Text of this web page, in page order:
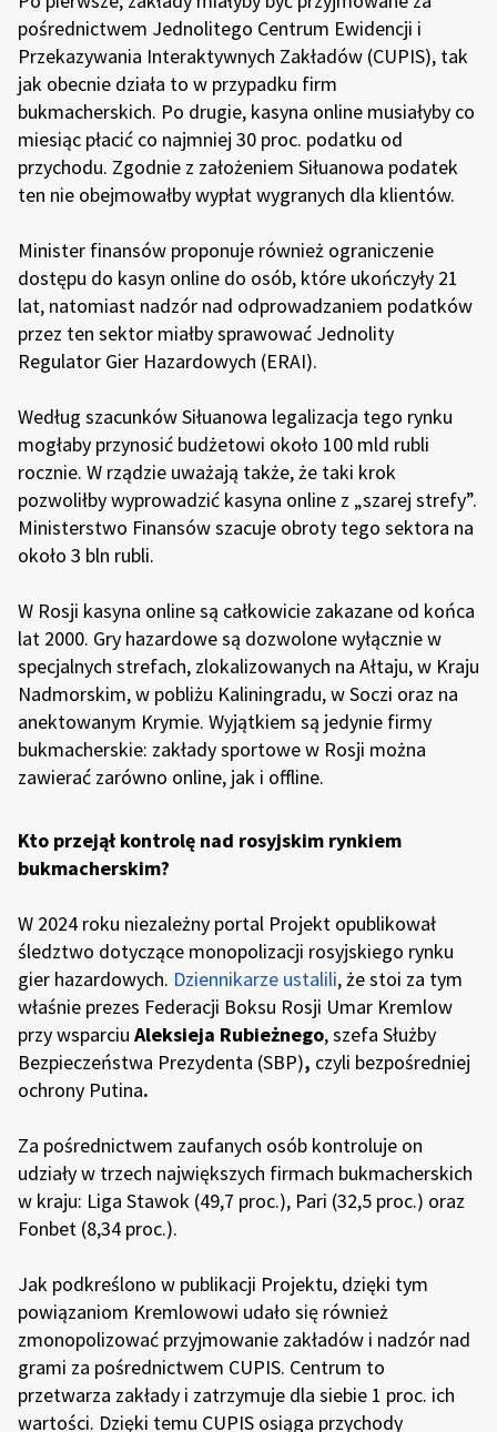
pośrednictwem Jednolitego Centrum Ewidencji i
Przekazywania Interaktywnych Zakładów (CUPIS), tak
jak obecnie działa to w przypadku firm
bukmacherskich. Po drugie, kasyna online musiałyby co
miesiąc płacić co najmniej 30 proc. podatku od
przychodu. Zgodnie z założeniem Siłuanowa podatek
ten nie obejmowałby wypłat wygranych dla klientów.
Minister finansów proponuje również ograniczenie
dostępu do kasyn online do osób, które ukończyły 21
lat, natomiast nadzór nad odprowadzaniem podatków
przez ten sektor miałby sprawować Jednolity
Regulator Gier Hazardowych (ERAI).
Według szacunków Siłuanowa legalizacja tego rynku
mogłaby przynosić budżetowi około 100 mld rubli
rocznie. W rządzie uważają także, że taki krok
pozwoliłby wyprowadzić kasyna online z „szarej strefy”.
Ministerstwo Finansów szacuje obroty tego sektora na
około 3 bln rubli.
W Rosji kasyna online są całkowicie zakazane od końca
lat 2000. Gry hazardowe są dozwolone wyłącznie w
specjalnych strefach, zlokalizowanych na Ałtaju, w Kraju
Nadmorskim, w pobliżu Kaliningradu, w Soczi oraz na
anektowanym Krymie. Wyjątkiem są jedynie firmy
bukmacherskie: zakłady sportowe w Rosji można
zawierać zarówno online, jak i offline.
Kto przejął kontrolę nad rosyjskim rynkiem
bukmacherskim?
W 2024 roku niezależny portal Projekt opublikował
śledztwo dotyczące monopolizacji rosyjskiego rynku
gier hazardowych. Dziennikarze ustalili, że stoi za tym
właśnie prezes Federacji Boksu Rosji Umar Kremlow
przy wsparciu Aleksieja Rubieżnego,szefa Służby
Bezpieczeństwa Prezydenta (SBP), czyli bezpośredniej
ochrony Putina.
Za pośrednictwem zaufanych osób kontroluje on
udziały w trzech największych firmach bukmacherskich
w kraju: Liga Stawok (49,7 proc.), Pari (32,5 proc.) oraz
Fonbet (8,34 proc.).
Jak podkreślono w publikacji Projektu, dzięki tym
powiązaniom Kremlowowi udało się również
zmonopolizować przyjmowanie zakładów i nadzór nad
grami za pośrednictwem CUPIS. Centrum to
przetwarza zakłady i zatrzymuje dla siebie 1 proc. ich
wartości. Dzięki temu CUPIS osiąga przychody